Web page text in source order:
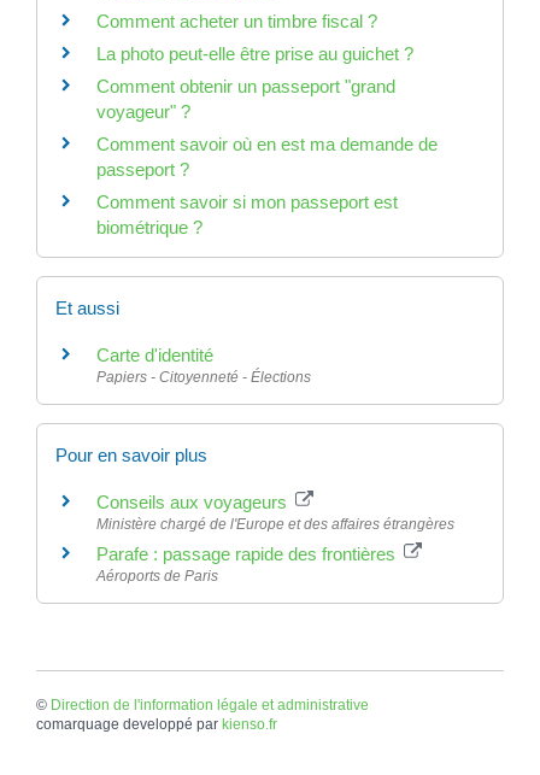
Comment acheter un timbre fiscal ?
La photo peut-elle être prise au guichet ?
Comment obtenir un passeport "grand
voyageur" ?
Comment savoir où en est ma demande de
passeport ?
Comment savoir si mon passeport est
biométrique ?
Et aussi
Carte d'identité
Papiers - Citoyenneté - Élections
Pour en savoir plus
Conseils aux voyageurs
Ministère chargé de l'Europe et des affaires étrangères
Parafe : passage rapide des frontières
Aéroports de Paris
© Direction de l'information légale et administrative
comarquage developpé par kienso.fr